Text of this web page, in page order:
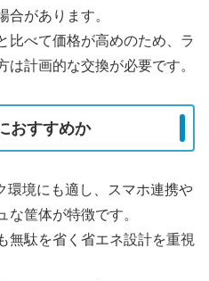
合があります。
比べて価格が高めのため、ラ
は計画的な交換が必要です。
おすすめか
環境にも適し、スマホ連携や
な筐体が特徴です。
無駄を省く省エネ設計を重視